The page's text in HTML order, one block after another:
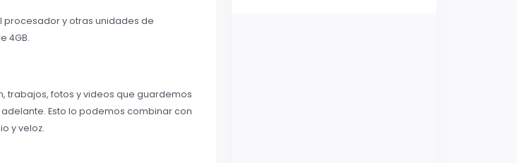
procesador y otras unidades de
4GB.
trabajos, fotos y videos que guardemos
Esto lo podemos combinar con
y veloz.